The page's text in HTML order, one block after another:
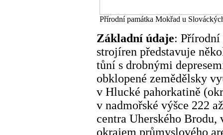
Přírodní památka Mokřad u
Základní údaje: Přírodní
strojíren představuje
tůní s drobnými
obklopené zemědělsky
v Hlucké pahorkatině
v nadmořské výšce 222
centra Uherského
okrajem průmyslového